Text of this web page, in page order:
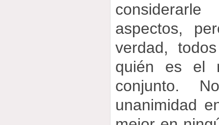
aspectos,
verdad,
quién es el
conjunto.
unanimidad